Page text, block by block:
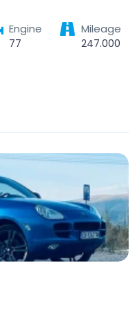
Engine
77
Mileage
247.000